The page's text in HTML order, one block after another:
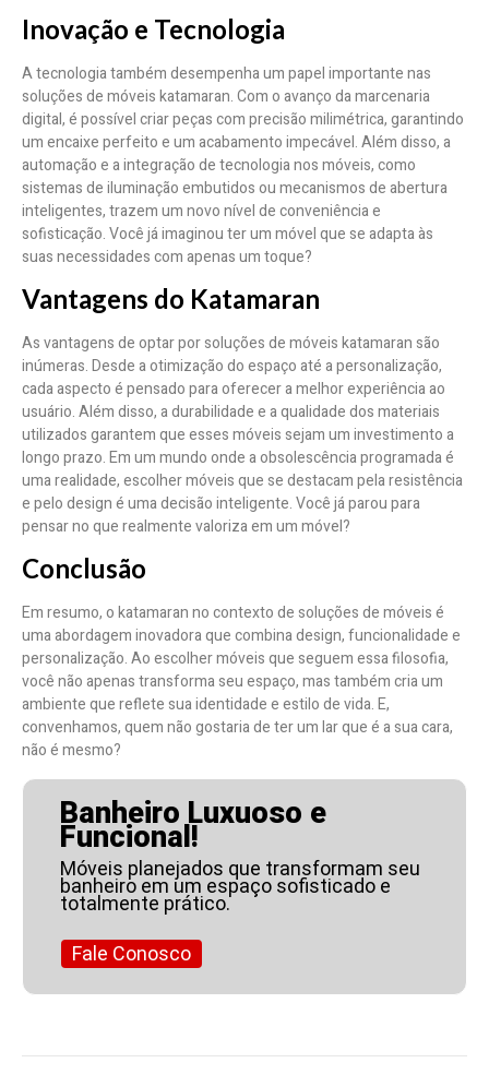
Inovação e Tecnologia
A tecnologia também desempenha um papel importante nas
soluções de móveis katamaran. Com o avanço da marcenaria
digital, é possível criar peças com precisão milimétrica, garantindo
um encaixe perfeito e um acabamento impecável. Além disso, a
automação e a integração de tecnologia nos móveis, como
sistemas de iluminação embutidos ou mecanismos de abertura
inteligentes, trazem um novo nível de conveniência e
sofisticação. Você já imaginou ter um móvel que se adapta às
suas necessidades com apenas um toque?
Vantagens do Katamaran
As vantagens de optar por soluções de móveis katamaran são
inúmeras. Desde a otimização do espaço até a personalização,
cada aspecto é pensado para oferecer a melhor experiência ao
usuário. Além disso, a durabilidade e a qualidade dos materiais
utilizados garantem que esses móveis sejam um investimento a
longo prazo. Em um mundo onde a obsolescência programada é
uma realidade, escolher móveis que se destacam pela resistência
e pelo design é uma decisão inteligente. Você já parou para
pensar no que realmente valoriza em um móvel?
Conclusão
Em resumo, o katamaran no contexto de soluções de móveis é
uma abordagem inovadora que combina design, funcionalidade e
personalização. Ao escolher móveis que seguem essa filosofia,
você não apenas transforma seu espaço, mas também cria um
ambiente que reflete sua identidade e estilo de vida. E,
convenhamos, quem não gostaria de ter um lar que é a sua cara,
não é mesmo?
Banheiro Luxuoso e
Funcional!
Móveis planejados que transformam seu
banheiro em um espaço sofisticado e
totalmente prático.
Fale Conosco